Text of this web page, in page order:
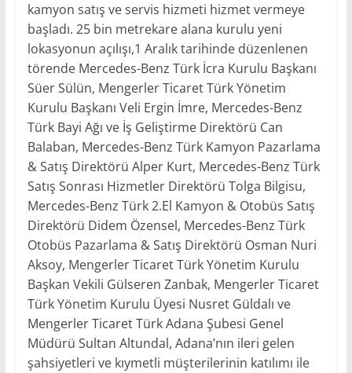
kamyon satış ve servis hizmeti hizmet vermeye
başladı. 25 bin metrekare alana kurulu yeni
lokasyonun açılışı,1 Aralık tarihinde düzenlenen
törende Mercedes-Benz Türk İcra Kurulu Başkanı
Süer Sülün, Mengerler Ticaret Türk Yönetim
Kurulu Başkanı Veli Ergin İmre, Mercedes-Benz
Türk Bayi Ağı ve İş Geliştirme Direktörü Can
Balaban, Mercedes-Benz Türk Kamyon Pazarlama
& Satış Direktörü Alper Kurt, Mercedes-Benz Türk
Satış Sonrası Hizmetler Direktörü Tolga Bilgisu,
Mercedes-Benz Türk 2.El Kamyon & Otobüs Satış
Direktörü Didem Özensel, Mercedes-Benz Türk
Otobüs Pazarlama & Satış Direktörü Osman Nuri
Aksoy, Mengerler Ticaret Türk Yönetim Kurulu
Başkan Vekili Gülseren Zanbak, Mengerler Ticaret
Türk Yönetim Kurulu Üyesi Nusret Güldalı ve
Mengerler Ticaret Türk Adana Şubesi Genel
Müdürü Sultan Altundal, Adana’nın ileri gelen
şahsiyetleri ve kıymetli müşterilerinin katılımı ile